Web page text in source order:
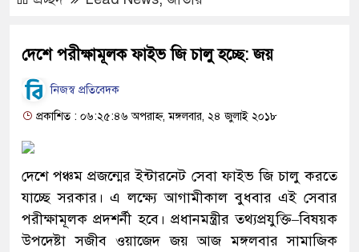
দেশে পরীক্ষামূলক ফাইভ জি চালু হচ্ছে: জয়
নিজস্ব প্রতিবেদক
প্রকাশিত : ০৬:২৫:৪৬ অপরাহ্ন, মঙ্গলবার, ২৪ জুলাই ২০১৮
দেশে পঞ্চম প্রজন্মের ইন্টারনেট সেবা ফাইভ জি চালু করতে
যাচ্ছে সরকার। এ লক্ষ্যে আগামীকাল বুধবার এই সেবার
পরীক্ষামূলক প্রদশর্নী হবে। প্রধানমন্ত্রীর তথ্যপ্রযুক্তি–বিষয়ক
উপদেষ্টা সজীব ওয়াজেদ জয় আজ মঙ্গলবার সামাজিক